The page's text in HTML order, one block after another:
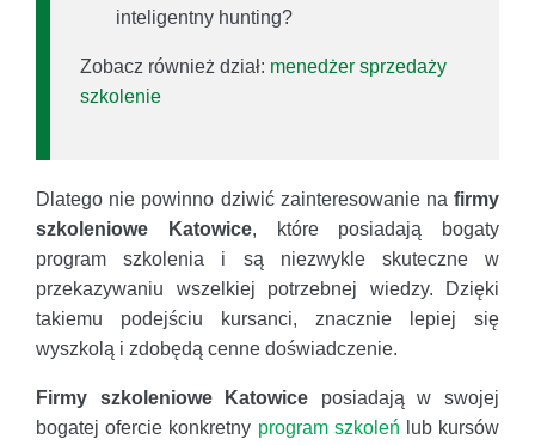
inteligentny hunting?
Zobacz również dział: menedżer sprzedaży
szkolenie
Dlatego nie powinno dziwić zainteresowanie na firmy
szkoleniowe Katowice, które posiadają bogaty
program szkolenia i są niezwykle skuteczne w
przekazywaniu wszelkiej potrzebnej wiedzy. Dzięki
takiemu podejściu kursanci, znacznie lepiej się
wyszkolą i zdobędą cenne doświadczenie.
Firmy szkoleniowe Katowice posiadają w swojej
bogatej ofercie konkretny program szkoleń lub kursów